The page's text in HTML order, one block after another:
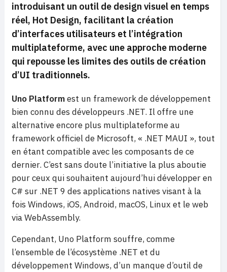
introduisant un outil de design visuel en temps
réel, Hot Design, facilitant la création
d’interfaces utilisateurs et l’intégration
multiplateforme, avec une approche moderne
qui repousse les limites des outils de création
d’UI traditionnels.
Uno Platformest un framework de développement
bien connu des développeurs .NET. Il offre une
alternative encore plus multiplateforme au
framework officiel de Microsoft, « .NET MAUI », tout
en étant compatible avec les composants de ce
dernier. C’est sans doute l’initiative la plus aboutie
pour ceux qui souhaitent aujourd’hui développer en
C# sur .NET 9 des applications natives visant à la
fois Windows, iOS, Android, macOS, Linux et le web
via WebAssembly.
Cependant, Uno Platform souffre, comme
l’ensemble de l’écosystème .NET et du
développement Windows, d’un manque d’outil de